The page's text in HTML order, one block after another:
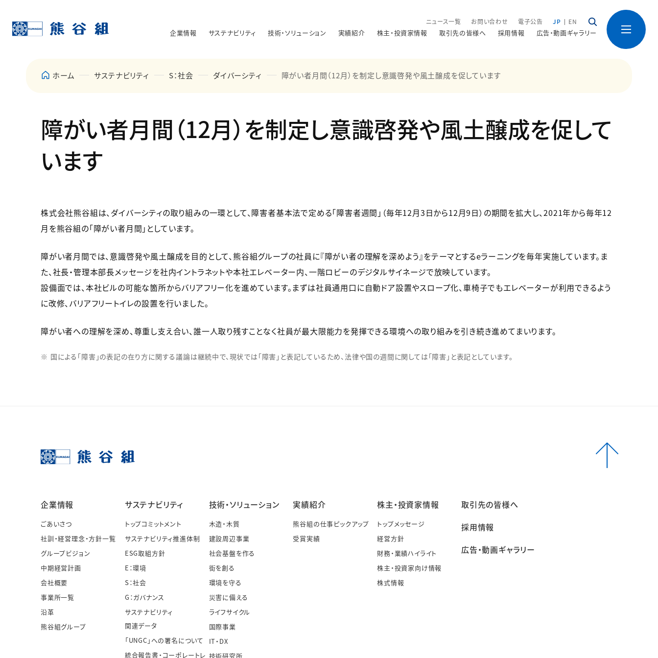
ニュース一覧 お問い合わせ 電子公告 JP EN
企業情報 サステナビリティ 技術・ソリューション 実績紹介 株主・投資家情報 取引先の皆様へ 採用情報 広告・動画ギャラリー
ホーム サステナビリティ S：社会 ダイバーシティ 障がい者月間（12月）を制定し意識啓発や風土醸成を促しています
障がい者月間（12月）を制定し意識啓発や風土醸成を促して
います
株式会社熊谷組は、ダイバーシティの取り組みの一環として、障害者基本法で定める「障害者週間」（毎年12月3日から12月9日）の期間を拡大し、2021年から毎年12
月を熊谷組の「障がい者月間」としています。
障がい者月間では、意識啓発や風土醸成を目的として、熊谷組グループの社員に『障がい者の理解を深めよう』をテーマとするeラーニングを毎年実施しています。ま
た、社長・管理本部長メッセージを社内イントラネットや本社エレベーター内、一階ロビーのデジタルサイネージで放映しています。
設備面では、本社ビルの可能な箇所からバリアフリー化を進めています。まずは社員通用口に自動ドア設置やスロープ化、車椅子でもエレベーターが利用できるよう
に改修、バリアフリートイレの設置を行いました。
障がい者への理解を深め、尊重し支え合い、誰一人取り残すことなく社員が最大限能力を発揮できる環境への取り組みを引き続き進めてまいります。
国による「障害」の表記の在り方に関する議論は継続中で、現状では「障害」と表記しているため、法律や国の週間に関しては「障害」と表記としています。
企業情報
ごあいさつ
社訓・経営理念・方針一覧
グループビジョン
中期経営計画
会社概要
事業所一覧
沿革
熊谷組グループ
サステナビリティ
トップコミットメント
サステナビリティ推進体制
ESG取組方針
E：環境
S：社会
G：ガバナンス
サステナビリティ
関連データ
「UNGC」への署名について
統合報告書・コーポレートレ
技術・ソリューション
木造・木質
建設周辺事業
社会基盤を作る
街を創る
環境を守る
災害に備える
ライフサイクル
国際事業
IT・DX
技術研究所
実績紹介
熊谷組の仕事ピックアップ
受賞実績
株主・投資家情報
トップメッセージ
経営方針
財務・業績ハイライト
株主・投資家向け情報
株式情報
取引先の皆様へ
採用情報
広告・動画ギャラリー